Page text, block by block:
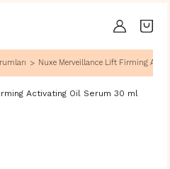
Nuxe Merveillance Lift Firming